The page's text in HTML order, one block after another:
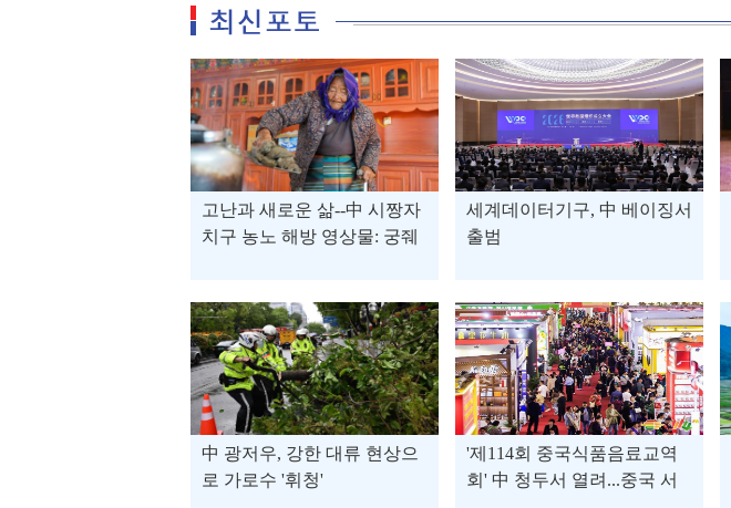
고난과 새로운 삶--中 시짱자
치구 농노 해방 영상물: 궁줴
세계데이터기구, 中 베이징서
출범
中 광저우, 강한 대류 현상으
로 가로수 '휘청'
'제114회 중국식품음료교역
회' 中 청두서 열려...중국 서